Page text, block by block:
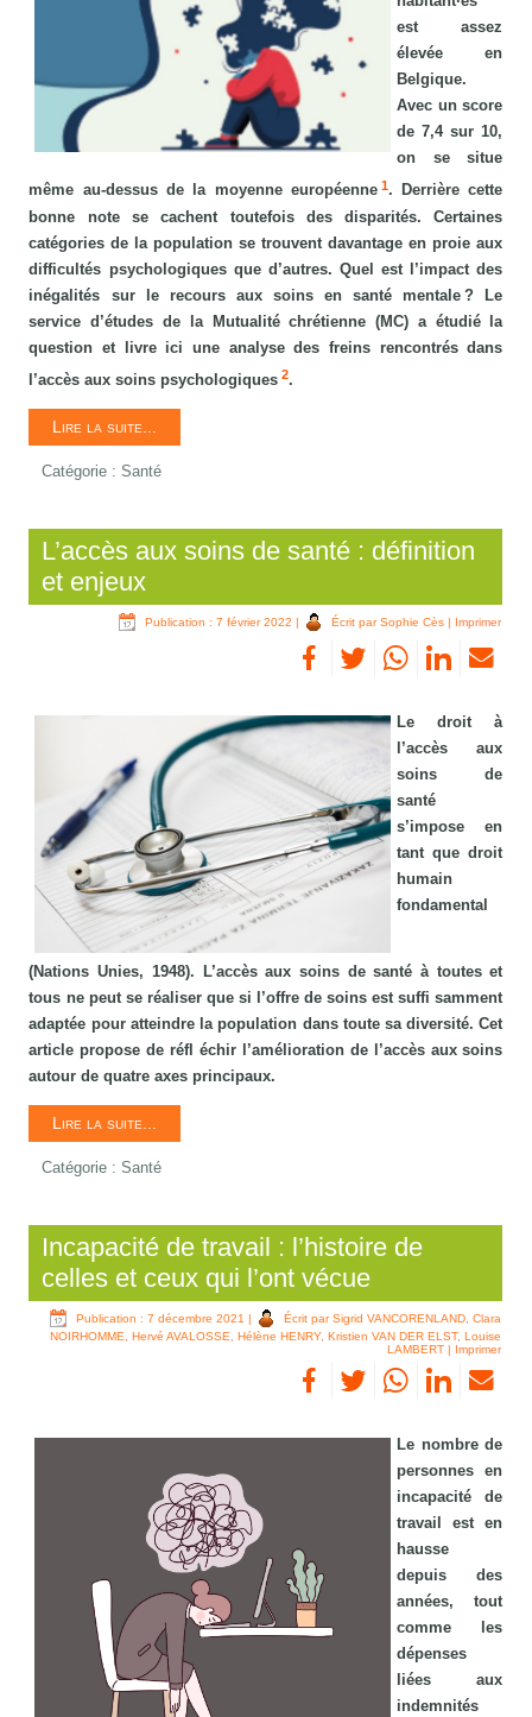
est assez
élevée en
Belgique.
Avec un score
de 7,4 sur 10,
on se situe
même au-dessus de la moyenne européenne 1. Derrière cette
bonne note se cachent toutefois des disparités. Certaines
catégories de la population se trouvent davantage en proie aux
difficultés psychologiques que d’autres. Quel est l’impact des
inégalités sur le recours aux soins en santé mentale ? Le
service d’études de la Mutualité chrétienne (MC) a étudié la
question et livre ici une analyse des freins rencontrés dans
l’accès aux soins psychologiques2.
Lire la suite...
Catégorie :Santé
L’accès aux soins de santé : définition
et enjeux
Publication : 7 février 2022 | Écrit par Sophie Cès | Imprimer
Le droit à
l’accès aux
soins de
santé
s’impose en
tant que droit
humain
fondamental
(Nations Unies, 1948). L’accès aux soins de santé à toutes et
tous ne peut se réaliser que si l’offre de soins est suffi samment
adaptée pour atteindre la population dans toute sa diversité. Cet
article propose de réfl échir l’amélioration de l’accès aux soins
autour de quatre axes principaux.
Lire la suite...
Catégorie :Santé
Incapacité de travail : l’histoire de
celles et ceux qui l’ont vécue
Publication : 7 décembre 2021 |
Écrit par Sigrid VANCORENLAND, Clara
NOIRHOMME, Hervé AVALOSSE, Hélène HENRY, Kristien VAN DER ELST, Louise
LAMBERT
Imprimer
Le nombre de
personnes en
incapacité de
travail est en
hausse
depuis des
années, tout
comme les
dépenses
liées aux
indemnités